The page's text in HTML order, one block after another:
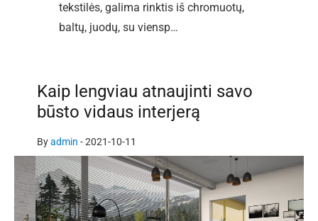
tekstilės, galima rinktis iš chromuotų,
baltų, juodų, su viensp…
Kaip lengviau atnaujinti savo
būsto vidaus interjerą
Byadmin -2021-10-11